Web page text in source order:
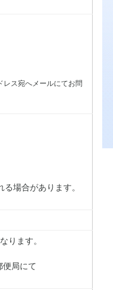
レス宛へメールにてお問
場合があります。
ります。
便局にて